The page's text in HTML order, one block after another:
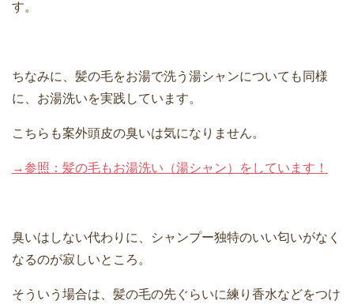
す。
ちなみに、髪の毛をお湯で洗う湯シャンについても同様
に、お湯洗いを実践しています。
こちらも案外頭皮の臭いは気になりません。
→参照：髪の毛もお湯洗い（湯シャン）をしています！
臭いはしない代わりに、シャンプー独特のいい匂いがなく
なるのが寂しいところ。
そういう場合は、髪の毛の先ぐらいに練り香水などをつけ